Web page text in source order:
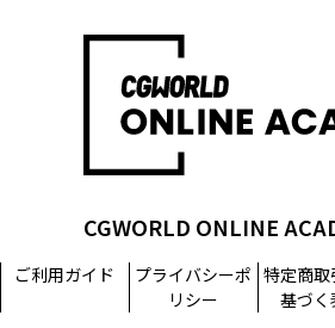
CGWORLD ONLINE
ご利用ガイド
プライバシーポ
リシー
特定商取
基づく